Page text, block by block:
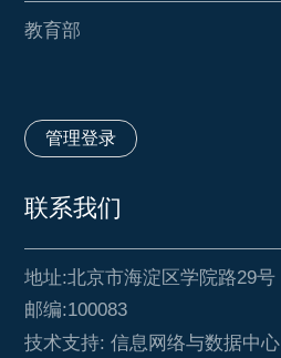
教育部
管理登录
联系我们
地址:北京市海淀区学院路29号
邮编:100083
技术支持: 信息网络与数据中心